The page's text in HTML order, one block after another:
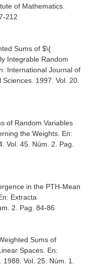
of Mathematics.
212
Sums of $\{
Integrable Random
International Journal of
Sciences. 1997. Vol. 20.
of Random Variables
the Weights. En:
Vol. 45. Núm. 2. Pag.
in the PTH-Mean
Extracta
2. Pag. 84-86
Sums of
Spaces. En:
1988. Vol. 25. Núm. 1.